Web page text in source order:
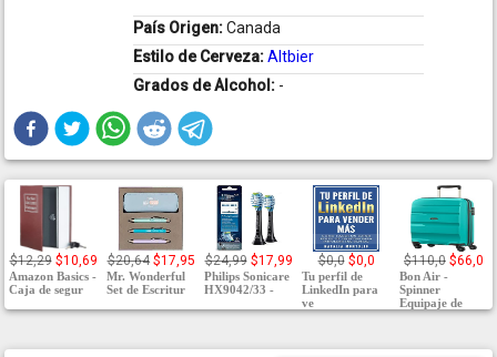
País Origen:Canada
Estilo de Cerveza:Altbier
Grados de Alcohol: -
$12,29 $10,69
Amazon Basics -
Caja de segur
$20,64 $17,95
Mr. Wonderful
Set de Escritur
$24,99 $17,99
Philips Sonicare
HX9042/33 -
$0,0 $0,0
Tu perfil de
LinkedIn para
ve
$110,0 $66,0
Bon Air -
Spinner
Equipaje de